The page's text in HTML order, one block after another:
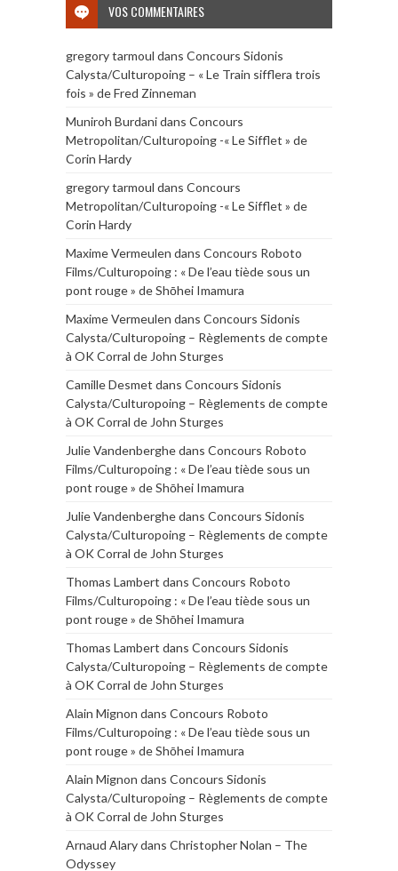
VOS COMMENTAIRES
gregory tarmoul dans Concours Sidonis
Calysta/Culturopoing – « Le Train sifflera trois
fois » de Fred Zinneman
Muniroh Burdanidans Concours
Metropolitan/Culturopoing -« Le Sifflet » de
Corin Hardy
gregory tarmoul dans Concours
Metropolitan/Culturopoing -« Le Sifflet » de
Corin Hardy
Maxime Vermeulen dans Concours Roboto
Films/Culturopoing : « De l’eau tiède sous un
pont rouge » de Shōhei Imamura
Maxime Vermeulen dans Concours Sidonis
Calysta/Culturopoing – Règlements de compte
à OK Corral de John Sturges
Camille Desmet dans Concours Sidonis
Calysta/Culturopoing – Règlements de compte
à OK Corral de John Sturges
Julie Vandenberghedans Concours Roboto
Films/Culturopoing : « De l’eau tiède sous un
pont rouge » de Shōhei Imamura
Julie Vandenberghedans Concours Sidonis
Calysta/Culturopoing – Règlements de compte
à OK Corral de John Sturges
Thomas Lambert dans Concours Roboto
Films/Culturopoing : « De l’eau tiède sous un
pont rouge » de Shōhei Imamura
Thomas Lambert dans Concours Sidonis
Calysta/Culturopoing – Règlements de compte
à OK Corral de John Sturges
Alain Mignon dans Concours Roboto
Films/Culturopoing : « De l’eau tiède sous un
pont rouge » de Shōhei Imamura
Alain Mignon dans Concours Sidonis
Calysta/Culturopoing – Règlements de compte
à OK Corral de John Sturges
Arnaud Alarydans Christopher Nolan – The
Odyssey